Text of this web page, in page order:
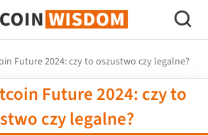
Mądrość Bitcoina
Future 2024: czy to oszustwo czy legalne?
Future 2024: czy to
czy legalne?